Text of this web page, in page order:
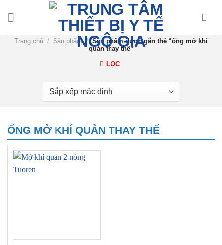
dungTrang chủ / Sản phẩm / Sản phẩm được gắn thẻ “ống mở khí
quản thay thế”
LỌC
ỐNG MỞ KHÍ QUẢN THAY THẾ